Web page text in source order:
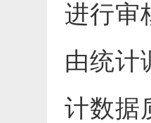
进行审
由统计
计数据